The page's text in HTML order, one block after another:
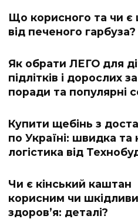
Що корисного та чи є
від печеного гарбуза?
Як обрати ЛЕГО для
підлітків і дорослих
поради та популярні
Купити щебінь з
по Україні: швидка та
логістика від
Чи є кінський каштан
корисним чи
здоров’я: деталі?